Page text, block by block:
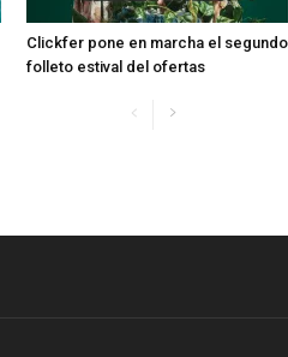
Clickfer pone en marcha el segundo
folleto estival del ofertas